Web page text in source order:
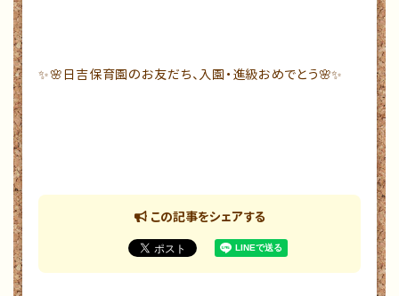
✨🌸日吉保育園のお友だち、入園・進級おめでとう🌸✨
この記事をシェアする